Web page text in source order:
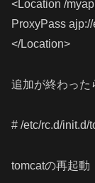
<Location /
ProxyPass
</Location>
追加が終わった
# /etc/rc.d/init.d/
tomcatの再起動